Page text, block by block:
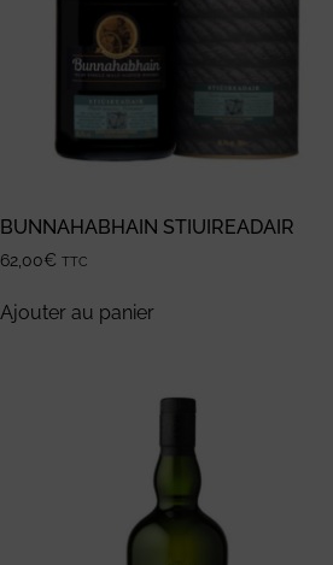
BUNNAHABHAIN STIUIREADAIR
62,00€ TTC
Ajouter au panier